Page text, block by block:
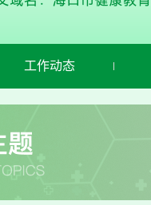
工作动态